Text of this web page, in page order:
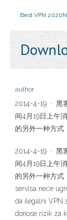
Best VPN 2020
author
2014-4-19 · 黑
间4月19日上午
的另外一种方式
2014-4-19 · 黑
间4月19日上午
的另外一种方式
servisa neće
da ilegalni VPN
donose rizik za